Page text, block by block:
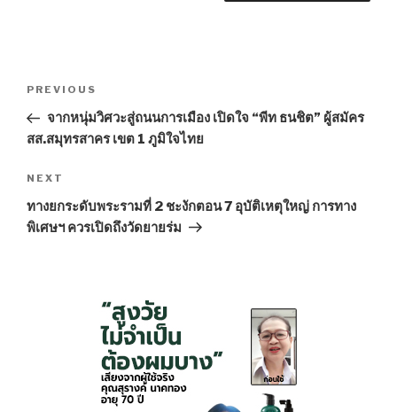
Post
navigation
Previous
Post
PREVIOUS
จากหนุ่มวิศวะสู่ถนนการเมือง เปิดใจ “พีท ธนชิต” ผู้สมัคร
สส.สมุทรสาคร เขต 1 ภูมิใจไทย
Next
Post
NEXT
ทางยกระดับพระรามที่ 2 ชะงักตอน 7 อุบัติเหตุใหญ่ การทาง
พิเศษฯ ควรเปิดถึงวัดยายร่ม